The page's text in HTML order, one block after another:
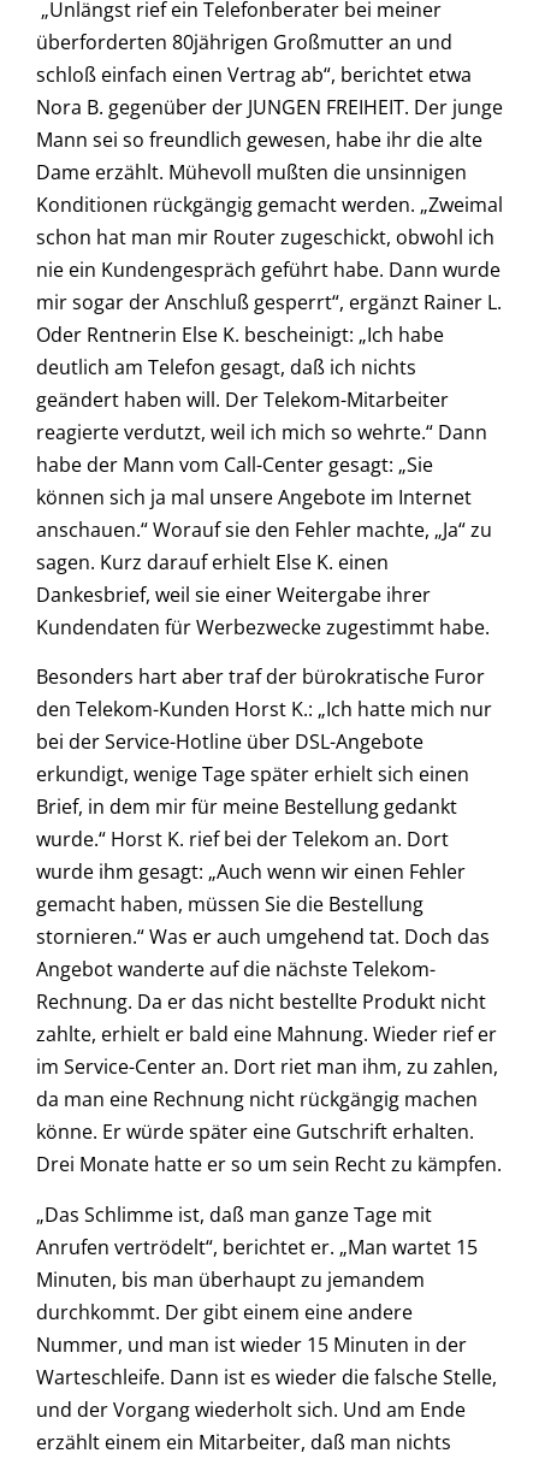
„Unlängst rief ein Telefonberater bei meiner
überforderten 80jährigen Großmutter an und
schloß einfach einen Vertrag ab“, berichtet etwa
Nora B. gegenüber der JUNGEN FREIHEIT. Der junge
Mann sei so freundlich gewesen, habe ihr die alte
Dame erzählt. Mühevoll mußten die unsinnigen
Konditionen rückgängig gemacht werden. „Zweimal
schon hat man mir Router zugeschickt, obwohl ich
nie ein Kundengespräch geführt habe. Dann wurde
mir sogar der Anschluß gesperrt“, ergänzt Rainer L.
Oder Rentnerin Else K. bescheinigt: „Ich habe
deutlich am Telefon gesagt, daß ich nichts
geändert haben will. Der Telekom-Mitarbeiter
reagierte verdutzt, weil ich mich so wehrte.“ Dann
habe der Mann vom Call-Center gesagt: „Sie
können sich ja mal unsere Angebote im Internet
anschauen.“ Worauf sie den Fehler machte, „Ja“ zu
sagen. Kurz darauf erhielt Else K. einen
Dankesbrief, weil sie einer Weitergabe ihrer
Kundendaten für Werbezwecke zugestimmt habe.
Besonders hart aber traf der bürokratische Furor
den Telekom-Kunden Horst K.: „Ich hatte mich nur
bei der Service-Hotline über DSL-Angebote
erkundigt, wenige Tage später erhielt sich einen
Brief, in dem mir für meine Bestellung gedankt
wurde.“ Horst K. rief bei der Telekom an. Dort
wurde ihm gesagt: „Auch wenn wir einen Fehler
gemacht haben, müssen Sie die Bestellung
stornieren.“ Was er auch umgehend tat. Doch das
Angebot wanderte auf die nächste Telekom-
Rechnung. Da er das nicht bestellte Produkt nicht
zahlte, erhielt er bald eine Mahnung. Wieder rief er
im Service-Center an. Dort riet man ihm, zu zahlen,
da man eine Rechnung nicht rückgängig machen
könne. Er würde später eine Gutschrift erhalten.
Drei Monate hatte er so um sein Recht zu kämpfen.
„Das Schlimme ist, daß man ganze Tage mit
Anrufen vertrödelt“, berichtet er. „Man wartet 15
Minuten, bis man überhaupt zu jemandem
durchkommt. Der gibt einem eine andere
Nummer, und man ist wieder 15 Minuten in der
Warteschleife. Dann ist es wieder die falsche Stelle,
und der Vorgang wiederholt sich. Und am Ende
erzählt einem ein Mitarbeiter, daß man nichts